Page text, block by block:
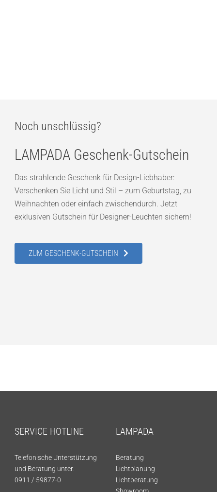
Noch unschlüssig?
LAMPADA Geschenk-Gutschein
Das strahlende Geschenk für Design-Liebhaber:
Verschenken Sie Licht und Stil – zum Geburtstag, zu
Weihnachten oder einfach zwischendurch. Jetzt
exklusiven Gutschein für Designer-Leuchten sichern!
ZUM GESCHENK-GUTSCHEIN
SERVICE HOTLINE
Telefonische Unterstützung
und Beratung unter:
0911 / 59877-0
LAMPADA
Beratung
Lichtplanung
Lichtberatung